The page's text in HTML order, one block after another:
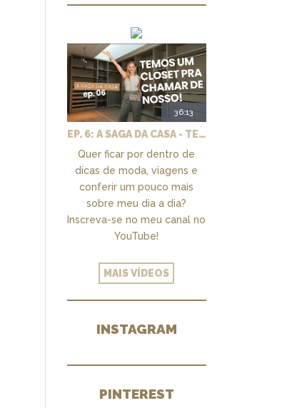
36:13
EP. 6: A SAGA DA CASA - TEMOS UM CLOSET PRA CHAMAR DE NOSSO + MARCENARIA E PAISAGISMO
Quer ficar por dentro de
dicas de moda, viagens e
conferir um pouco mais
sobre meu dia a dia?
Inscreva-se no meu canal no
YouTube!
MAIS VÍDEOS
INSTAGRAM
PINTEREST